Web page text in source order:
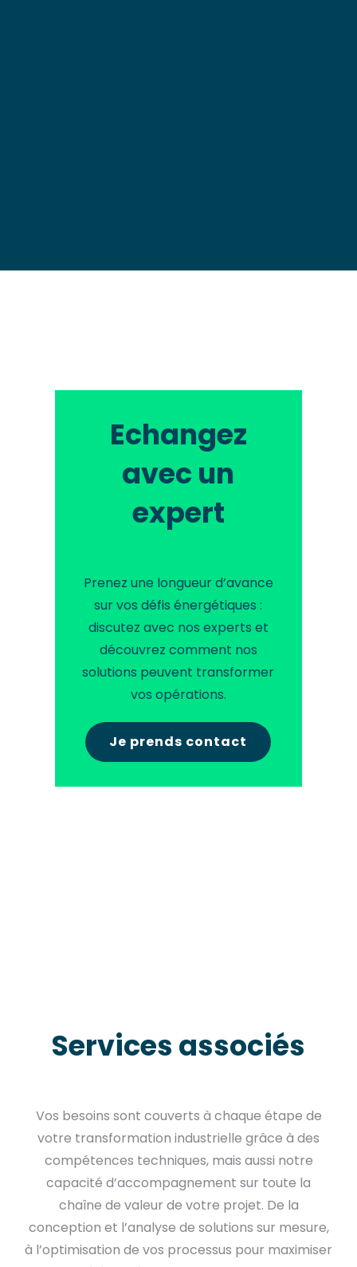
Echangez
avec un
expert
Prenez une longueur d’avance
sur vos défis énergétiques :
discutez avec nos experts et
découvrez comment nos
solutions peuvent transformer
vos opérations.
Je prends contact
Services associés
Vos besoins sont couverts à chaque étape de
votre transformation industrielle grâce à des
compétences techniques, mais aussi notre
capacité d’accompagnement sur toute la
chaîne de valeur de votre projet. De la
conception et l’analyse de solutions sur mesure,
à l’optimisation de vos processus pour maximiser